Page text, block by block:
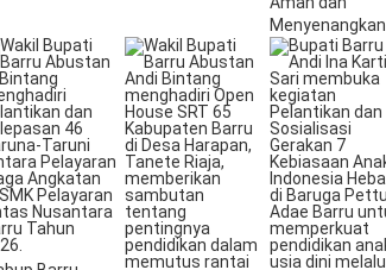
Menyenangkan